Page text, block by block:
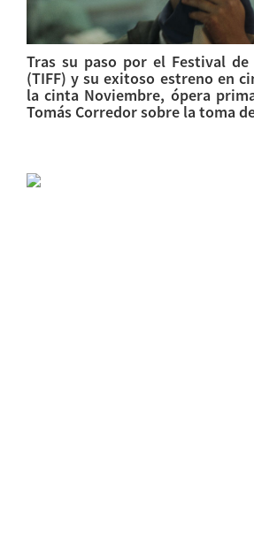
Tras su paso por el Festival
(TIFF) y su exitoso estreno en
la cinta Noviembre, ópera
Tomás Corredor sobre la toma